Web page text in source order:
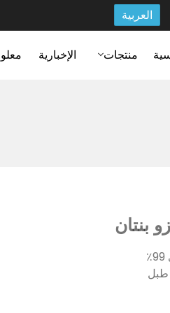
العربية
منتجات الإخبارية
بنتان